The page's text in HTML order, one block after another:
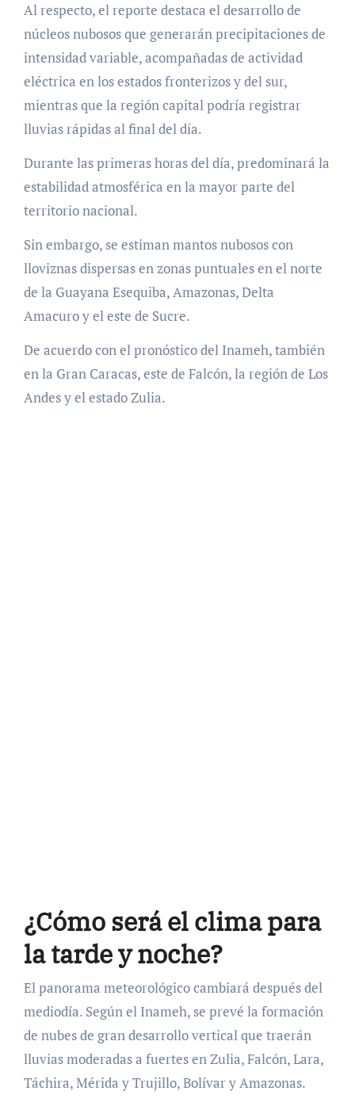
Al respecto, el reporte destaca el desarrollo de
núcleos nubosos que generarán precipitaciones de
intensidad variable, acompañadas de actividad
eléctrica en los estados fronterizos y del sur,
mientras que la región capital podría registrar
lluvias rápidas al final del día.
Durante las primeras horas del día, predominará la
estabilidad atmosférica en la mayor parte del
territorio nacional.
Sin embargo, se estiman mantos nubosos con
lloviznas dispersas en zonas puntuales en el norte
de la Guayana Esequiba, Amazonas, Delta
Amacuro y el este de Sucre.
De acuerdo con el pronóstico del Inameh, también
en la Gran Caracas, este de Falcón, la región de Los
Andes y el estado Zulia.
¿Cómo será el clima para
la tarde y noche?
El panorama meteorológico cambiará después del
mediodía. Según el Inameh, se prevé la formación
de nubes de gran desarrollo vertical que traerán
lluvias moderadas a fuertes en Zulia, Falcón, Lara,
Táchira, Mérida y Trujillo, Bolívar y Amazonas.